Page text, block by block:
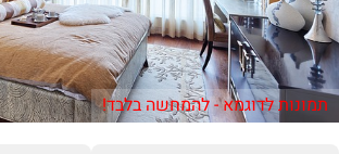
תמונות לדוגמא - להמחשה בלבד!